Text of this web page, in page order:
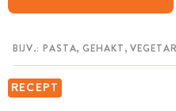
RECEPT
MIJN BEWAARDE RECEPTEN